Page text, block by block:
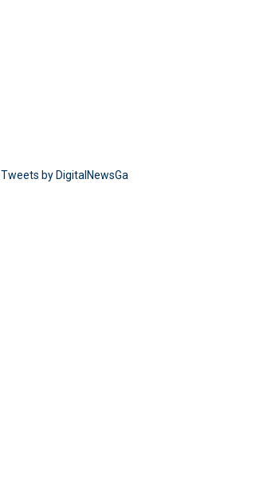
Tweets by DigitalNewsGa